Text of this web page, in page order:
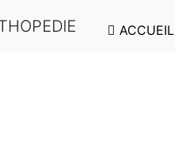
ACCUEIL